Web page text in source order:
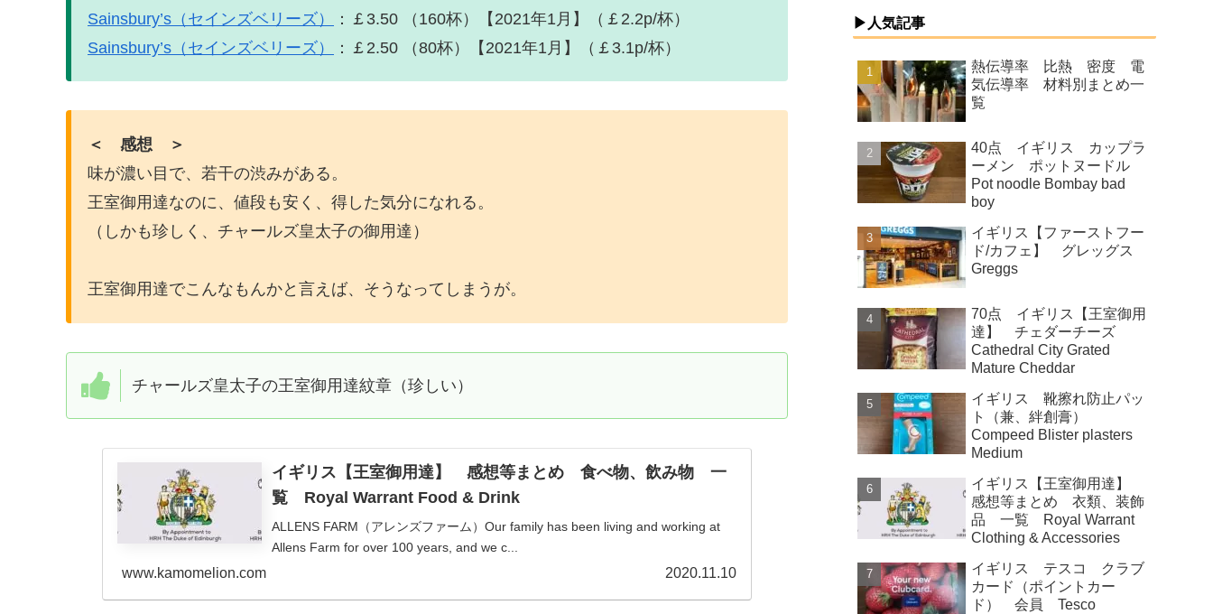
Sainsbury’s（セインズベリーズ）
：￡3.50 （160杯）【2021年1月】（￡2.2p/杯）
Sainsbury’s（セインズベリーズ）
：￡2.50 （80杯）【2021年1月】（￡3.1p/杯）
＜ 感想 ＞
味が濃い目で、若干の渋みがある。
王室御用達なのに、値段も安く、得した気分になれる。
（しかも珍しく、チャールズ皇太子の御用達）
王室御用達でこんなもんかと言えば、そうなってしまうが。
チャールズ皇太子の王室御用達紋章（珍しい）
イギリス【王室御用達】 感想等まとめ 食べ物、飲み物 一
覧 Royal Warrant Food & Drink
ALLENS FARM（アレンズファーム）Our family has been living and working at
Allens Farm for over 100 years, and we c...
www.kamomelion.com 2020.11.10
▶人気記事
熱伝導率 比熱 密度 電
気伝導率 材料別まとめ一
覧
40点 イギリス カップラ
ーメン ポットヌードル
Pot noodle Bombay bad
boy
イギリス【ファーストフー
ド/カフェ】 グレッグス
Greggs
70点 イギリス【王室御用
達】 チェダーチーズ
Cathedral City Grated
Mature Cheddar
イギリス 靴擦れ防止パッ
ト（兼、絆創膏）
Compeed Blister plasters
Medium
イギリス【王室御用達】
感想等まとめ 衣類、装飾
品 一覧 Royal Warrant
Clothing & Accessories
イギリス テスコ クラブ
カード（ポイントカー
ド） 会員 Tesco